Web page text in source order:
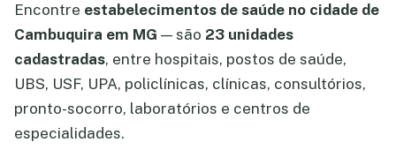
Encontre estabelecimentos de saúde no cidade de
Cambuquira em MG — são 23 unidades
cadastradas, entre hospitais, postos de saúde,
UBS, USF, UPA, policlínicas, clínicas, consultórios,
pronto-socorro, laboratórios e centros de
especialidades.